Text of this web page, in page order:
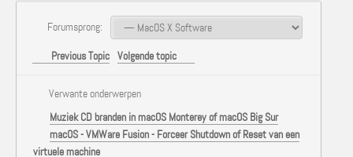
Forumsprong:
Previous Topic Volgende topic
Verwante onderwerpen
Muziek CD branden in macOS Monterey of macOS Big Sur
macOS - VMWare Fusion - Forceer Shutdown of Reset van een
virtuele machine